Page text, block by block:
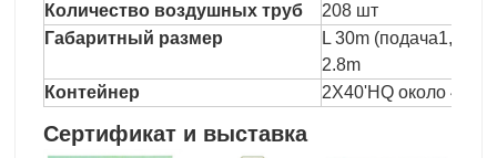
Количество воздушных труб
208 шт
Габаритный размер
L 30m (подача1,5 м
2.8m
Контейнер
2X40'HQ около
Сертификат и выставка